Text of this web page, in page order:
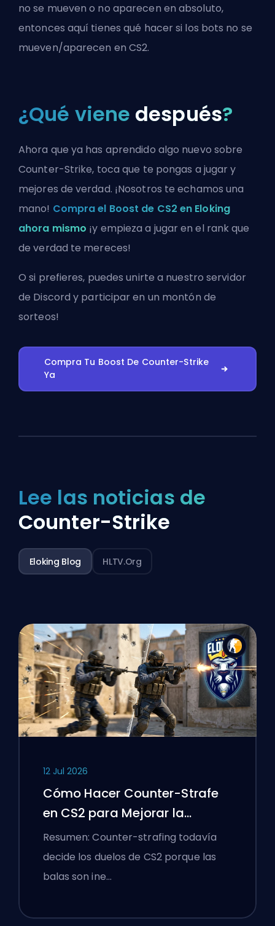
no se mueven o no aparecen en absoluto,
entonces aquí tienesqué hacer si los bots no se
mueven/aparecen en CS2.
¿Qué viene después?
Ahora que ya has aprendido algo nuevo sobre
Counter-Strike, toca que te pongas a jugar y
mejores de verdad. ¡Nosotros te echamos una
mano! Compra el Boost de CS2 en Eloking
ahora mismo ¡y empieza a jugar en el rank que
de verdad te mereces!
O si prefieres, puedesunirte a nuestro servidor
de Discord y participar en un montón de
sorteos!
Compra Tu Boost De Counter-Strike
Ya
Lee las noticias de
Counter-Strike
Eloking Blog HLTV.org
12 Jul 2026
Cómo Hacer Counter-Strafe
en CS2 para Mejorar la
Precisión
Resumen: Counter-strafing todavía
decide los duelos de CS2 porque las
balas son ine…